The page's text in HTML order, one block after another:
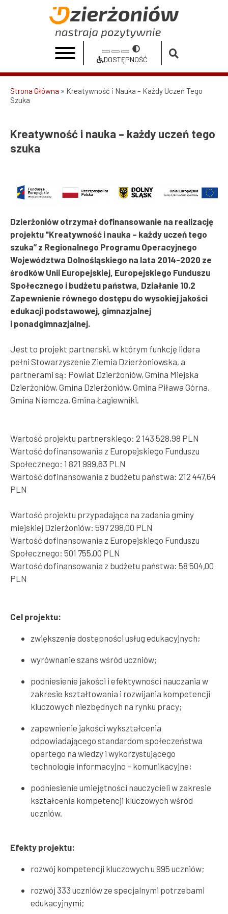
Kreatywność
–
każdy
tego
szuka
Urząd
Dzierżoniów
Increase
size
Reset
font
size
Decrease
size
Przełącz
na
Dostępność
DOSTĘPNOŚĆ
Ścieżka
Strona Główna
Kreatywność i Nauka – Każdy Uczeń Tego
Szuka
Kreatywność i nauka – każdy uczeń tego
szuka
Dzierżoniów otrzymał dofinansowanie na realizację
projektu "Kreatywność i nauka – każdy uczeń tego
szuka” z Regionalnego Programu Operacyjnego
Województwa Dolnośląskiego na lata 2014-2020 ze
środków Unii Europejskiej, Europejskiego Funduszu
Społecznego i budżetu państwa, Działanie 10.2
Zapewnienie równego dostępu do wysokiej jakości
edukacji podstawowej, gimnazjalnej
i ponadgimnazjalnej.
Jest to projekt partnerski, w którym funkcję lidera
pełni Stowarzyszenie Ziemia Dzierżoniowska, a
partnerami są: Powiat Dzierżoniów, Gmina Miejska
Dzierżoniów, Gmina Dzierżoniów, Gmina Piława Górna,
Gmina Niemcza, Gmina Łagiewniki.
Wartość projektu partnerskiego: 2 143 528,98 PLN
Wartość dofinansowania z Europejskiego Funduszu
Społecznego: 1 821 999,63 PLN
Wartość dofinansowania z budżetu państwa: 212 447,64
PLN
Wartość projektu przypadająca na zadania gminy
miejskiej Dzierżoniów: 597 298,00 PLN
Wartość dofinansowania z Europejskiego Funduszu
Społecznego: 501 755,00 PLN
Wartość dofinansowania z budżetu państwa: 58 504,00
PLN
Cel projektu:
zwiększenie dostępności usług edukacyjnych;
wyrównanie szans wśród uczniów;
podniesienie jakości i efektywności nauczania w
zakresie kształtowania i rozwijania kompetencji
kluczowych niezbędnych na rynku pracy;
zapewnienie jakości wykształcenia
odpowiadającego standardom społeczeństwa
opartego na wiedzy i wykorzystującego
technologie informacyjno – komunikacyjne;
podniesienie umiejętności nauczycieli w zakresie
kształcenia kompetencji kluczowych wśród
uczniów.
Efekty projektu:
rozwój kompetencji kluczowych u 995 uczniów;
rozwój 333 uczniów ze specjalnymi potrzebami
edukacyjnymi;